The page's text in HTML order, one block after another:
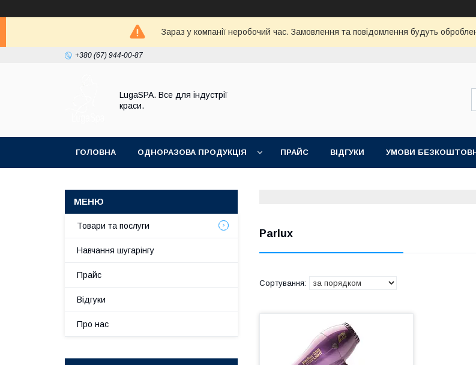
Зараз у компанії неробочий час. Замовлення та повідомлення будуть
+380 (67) 944-00-87
LugaSPA. Все для індустрії
краси.
ГОЛОВНА ОДНОРАЗОВА ПРОДУКЦІЯ ПРАЙС ВІДГУКИ УМОВИ
Parlux
Товари та послуги
Навчання шугарінгу
Прайс
Відгуки
Про нас